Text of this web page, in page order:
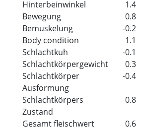
Hinterbeinwinkel
1.4
Bewegung
0.8
Bemuskelung
-0.2
Body condition
1.1
Schlachtkuh
-0.1
Schlachtkörpergewicht
0.3
Schlachtkörper
Ausformung
-0.4
Schlachtkörpers
Zustand
0.8
Gesamt fleischwert 0.6